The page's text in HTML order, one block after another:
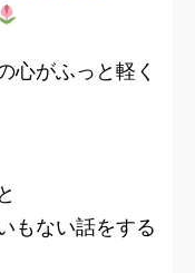
心がふっと軽く
もない話をする